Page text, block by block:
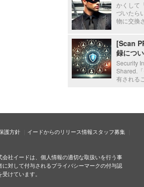
かくして
づいたら
物に交換
[Scan
録につ
Security
Shared.
有される
護方針 イードからのリリース情報スタッフ募集
会社イードは、個人情報の適切な取扱いを行う事
に対して付与されるプライバシーマークの付与認
受けています。